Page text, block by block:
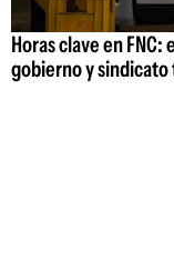
Horas clave en
gobierno y